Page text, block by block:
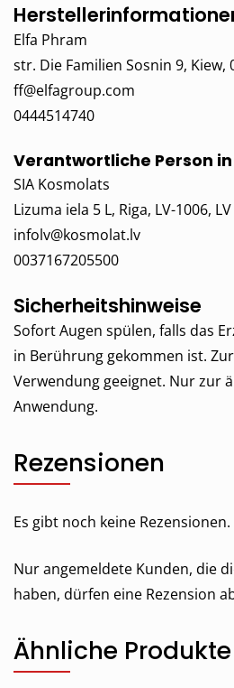
Elfa Phram
str. Die Familien Sosnin 9, Kiew,
ff@elfagroup.com
0444514740
Verantwortliche Person in
SIA Kosmolats
Lizuma iela 5 L, Riga, LV-1006, LV
infolv@kosmolat.lv
0037167205500
Sicherheitshinweise
Sofort Augen spülen, falls das
in Berührung gekommen ist.
Verwendung geeignet. Nur zur
Anwendung.
Rezensionen
Es gibt noch keine Rezensionen.
Nur angemeldete Kunden, die
haben, dürfen eine Rezension
Ähnliche Produkte